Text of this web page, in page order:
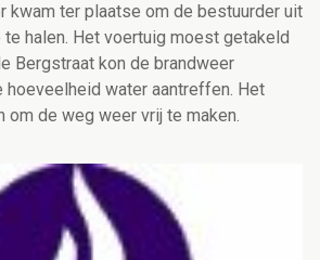
kwam ter plaatse om de bestuurder uit
halen. Het voertuig moest getakeld
Bergstraat kon de brandweer
hoeveelheid water aantreffen. Het
om de weg weer vrij te maken.